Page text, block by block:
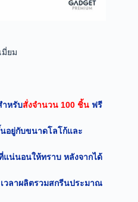
มี่ยม
ำหรับสั่งจำนวน 100 ชิ้น ฟรี
อยู่กับขนาดโลโก้และ
แน่นอนให้ทราบ หลังจากได้
วลาผลิตรวมสกรีนประมาณ